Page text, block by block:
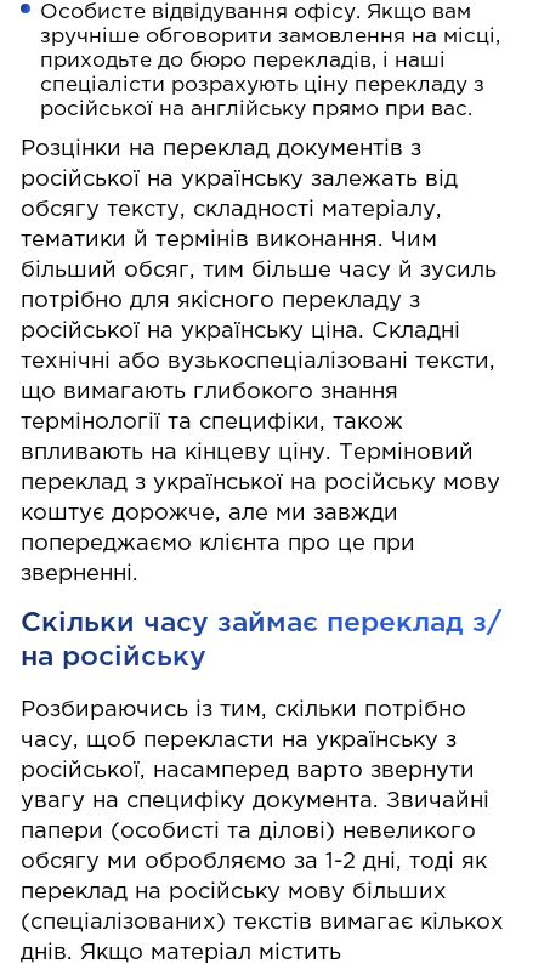
Особисте відвідування офісу. Якщо вам
зручніше обговорити замовлення на місці,
приходьте до бюро перекладів, і наші
спеціалісти розрахують ціну перекладу з
російської на англійську прямо при вас.
Розцінки на переклад документів з
російської на українську залежать від
обсягу тексту, складності матеріалу,
тематики й термінів виконання. Чим
більший обсяг, тим більше часу й зусиль
потрібно для якісного перекладу з
російської на українську ціна. Складні
технічні або вузькоспеціалізовані тексти,
що вимагають глибокого знання
термінології та специфіки, також
впливають на кінцеву ціну. Терміновий
переклад з української на російську мову
коштує дорожче, але ми завжди
попереджаємо клієнта про це при
зверненні.
Скільки часу займає переклад з/
на російську
Розбираючись із тим, скільки потрібно
часу, щоб перекласти на українську з
російської, насамперед варто звернути
увагу на специфіку документа. Звичайні
папери (особисті та ділові) невеликого
обсягу ми обробляємо за 1-2 дні, тоді як
переклад на російську мову більших
(спеціалізованих) текстів вимагає кількох
днів. Якщо матеріал містить